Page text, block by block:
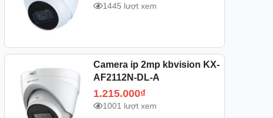
1445 lượt xem
Camera ip 2mp kbvision KX-
AF2112N-DL-A
1.215.000₫
1001 lượt xem